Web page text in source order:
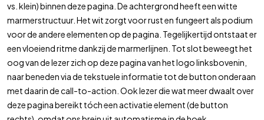
vs. klein) binnen deze pagina. De achtergrond heeft een witte
marmerstructuur. Het wit zorgt voor rust en fungeert als podium
voor de andere elementen op de pagina. Tegelijkertijd ontstaat er
een vloeiendritmedankzij de marmerlijnen. Tot slotbeweegthet
oog van de lezer zich op deze pagina van het logo linksbovenin,
naar beneden via de tekstuele informatie tot de button onderaan
met daarin de call-to-action. Ook lezer die wat meer dwaalt over
deze pagina bereikt tóch een activatie element (de button